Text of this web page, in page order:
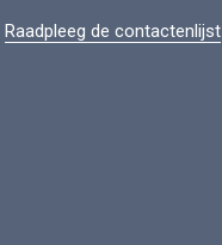
Raadpleeg de contactenlijst